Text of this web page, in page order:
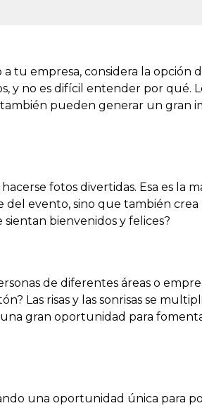
tu empresa, considera la opción
y no es difícil entender por qué.
pueden generar un gran
fotos divertidas. Esa es la
del evento, sino que también
bienvenidos y felices?
de diferentes áreas o
Las risas y las sonrisas se
gran oportunidad para
una oportunidad única para